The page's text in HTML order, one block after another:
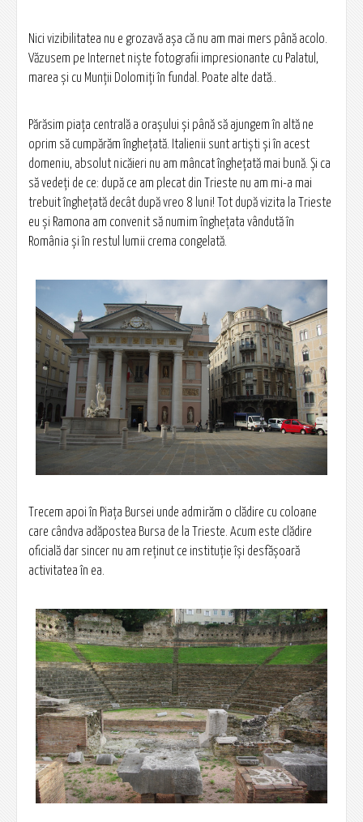
Nici vizibilitatea nu e grozavă aşa că nu am mai mers până acolo.
Văzusem pe Internet nişte fotografii impresionante cu Palatul,
marea şi cu Munţii Dolomiţi în fundal. Poate alte dată..
Părăsim piaţa centrală a oraşului şi până să ajungem în altă ne
oprim să cumpărăm îngheţată. Italienii sunt artişti şi în acest
domeniu, absolut nicăieri nu am mâncat îngheţată mai bună. Şi ca
să vedeţi de ce: după ce am plecat din Trieste nu am mi-a mai
trebuit îngheţată decât după vreo 8 luni! Tot după vizita la Trieste
eu şi Ramona am convenit să numim îngheţata vândută în
România şi în restul lumii crema congelată.
Trecem apoi în Piaţa Bursei unde admirăm o clădire cu coloane
care cândva adăpostea Bursa de la Trieste. Acum este clădire
oficială dar sincer nu am reţinut ce instituţie îşi desfăşoară
activitatea în ea.